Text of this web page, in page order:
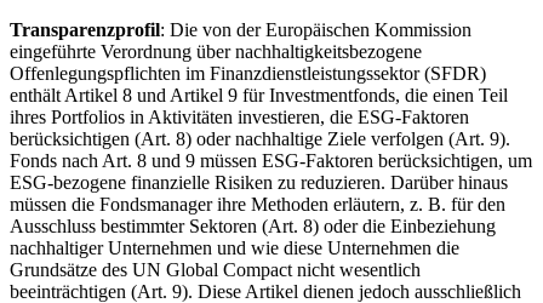
Transparenzprofil: Die von der Europäischen Kommission
eingeführte Verordnung über nachhaltigkeitsbezogene
Offenlegungspflichten im Finanzdienstleistungssektor (SFDR)
enthält Artikel 8 und Artikel 9 für Investmentfonds, die einen Teil
ihres Portfolios in Aktivitäten investieren, die ESG-Faktoren
berücksichtigen (Art. 8) oder nachhaltige Ziele verfolgen (Art. 9).
Fonds nach Art. 8 und 9 müssen ESG-Faktoren berücksichtigen, um
ESG-bezogene finanzielle Risiken zu reduzieren. Darüber hinaus
müssen die Fondsmanager ihre Methoden erläutern, z. B. für den
Ausschluss bestimmter Sektoren (Art. 8) oder die Einbeziehung
nachhaltiger Unternehmen und wie diese Unternehmen die
Grundsätze des UN Global Compact nicht wesentlich
beeinträchtigen (Art. 9). Diese Artikel dienen jedoch ausschließlich